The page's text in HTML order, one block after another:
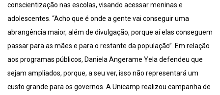
conscientização nas escolas, visando acessar meninas e
adolescentes. “Acho que é onde a gente vai conseguir uma
abrangência maior, além de divulgação, porque aí elas conseguem
passar para as mães e para o restante da população”. Em relação
aos programas públicos, Daniela Angerame Yela defendeu que
sejam ampliados, porque, a seu ver, isso não representará um
custo grande para os governos. A Unicamp realizou campanha de